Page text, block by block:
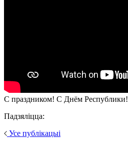
С праздником! С Днём Республики!
Падзяліцца:
Усе публікацыі